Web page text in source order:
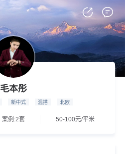
毛本彤
新中式 混搭 北欧
案例:2套 50-100元/平米